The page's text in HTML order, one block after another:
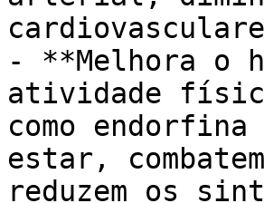
- **Melhora o
atividade
como
estar,
reduzem os